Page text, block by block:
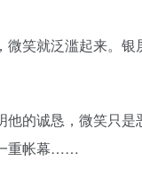
笑就泛滥起来。银
的诚恳，微笑只
重帐幕……